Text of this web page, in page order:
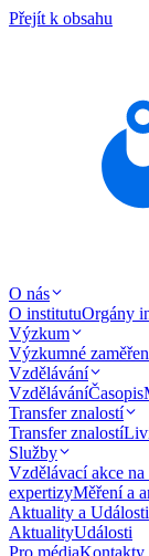
Přejít k obsahu
O nás
O institutuOrgány
Výzkum
Výzkumné
Vzdělávání
VzděláváníČasopis
Transfer znalostí
Transfer znalostí
Služby
Vzdělávací akce na
expertizyMěření a
Aktuality a Události
AktualityUdálosti
Pro médiaKontakty